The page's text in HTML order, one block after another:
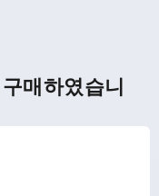
매하였습니